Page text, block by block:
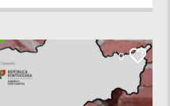
0